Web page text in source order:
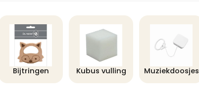
Bijtringen Kubus vulling Muziekdoosjes